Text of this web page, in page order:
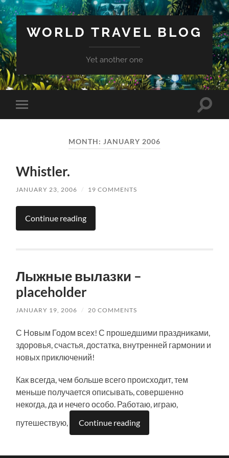
WORLD TRAVEL BLOG
Yet another one
Toggle
mobile
Toggle
MONTH: JANUARY 2006
Whistler.
JANUARY 23, 2006 / 19 COMMENTS
Continue reading
Лыжные вылазки –
placeholder
JANUARY 19, 2006 / 20 COMMENTS
С Новым Годом всех! С прошедшими праздниками,
здоровья, счастья, достатка, внутренней гармонии и
новых приключений!
Как всегда, чем больше всего происходит, тем
меньше получается описывать, совершенно
некогда, да и нечего особо. Работаю, играю,
путешествую,
Continue reading